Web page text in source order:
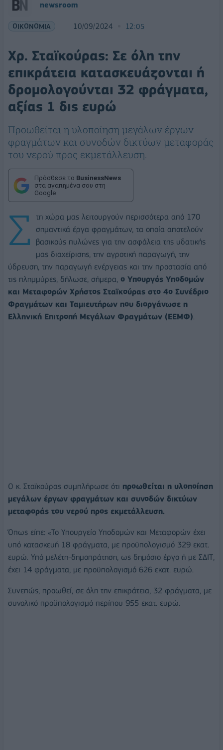
newsroom
ΟΙΚΟΝΟΜΙΑ 10/09/2024 12:05
Χρ. Σταϊκούρας: Σε όλη την
επικράτεια κατασκευάζονται ή
δρομολογούνται 32 φράγματα,
αξίας 1 δις ευρώ
Προωθείται η υλοποίηση μεγάλων έργων
φραγμάτων και συνοδών δικτύων μεταφοράς
του νερού προς εκμετάλλευση.
Πρόσθεσε το BusinessNews
στα αγαπημένα σου στη
Google
Σ
τη χώρα μας λειτουργούν περισσότερα από 170
σημαντικά έργα φραγμάτων, τα οποία αποτελούν
βασικούς πυλώνες για την ασφάλεια της υδατικής
μας διαχείρισης, την αγροτική παραγωγή, την
ύδρευση, την παραγωγή ενέργειας και την προστασία από
τις πλημμύρες, δήλωσε, σήμερα, ο Υπουργός Υποδομών
και Μεταφορών Χρήστος Σταϊκούρας στο 4ο Συνέδριο
Φραγμάτων και Ταμιευτήρων που διοργάνωσε η
Ελληνική Επιτροπή Μεγάλων Φραγμάτων (ΕΕΜΦ).
Ο κ. Σταϊκούρας συμπλήρωσε ότι προωθείται η υλοποίηση
μεγάλων έργων φραγμάτων και συνοδών δικτύων
μεταφοράς του νερού προς εκμετάλλευση.
Όπως είπε: «Το Υπουργείο Υποδομών και Μεταφορών έχει
υπό κατασκευή 18 φράγματα, με προϋπολογισμό 329 εκατ.
ευρώ. Υπό μελέτη-δημοπράτηση, ως δημόσιο έργο ή με ΣΔΙΤ,
έχει 14 φράγματα, με προϋπολογισμό 626 εκατ. ευρώ.
Συνεπώς, προωθεί, σε όλη την επικράτεια, 32 φράγματα, με
συνολικό προϋπολογισμό περίπου 955 εκατ. ευρώ.